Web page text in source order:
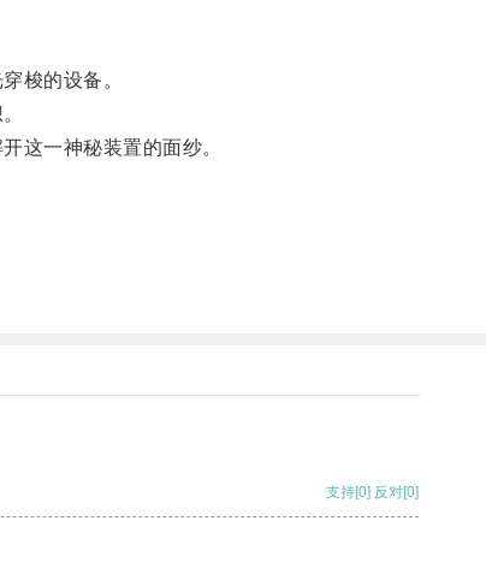
梭的设备。
这一神秘装置的面纱。
支持[0] 反对[0]